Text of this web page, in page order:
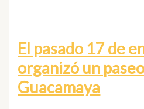
El pasado 17 de
organizó un
Guacamaya